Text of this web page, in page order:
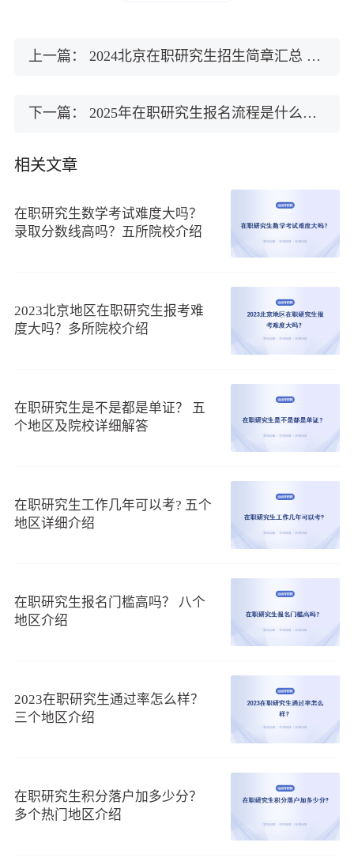
热门标签： 在职研究生考试
（2）2022在职研究生考试分数线高吗?
随着生活压力的加大，许多人都意识到自我提升的重要
就是一个不错的选择，但是避免不了考
2022在职研究生考试分数线和您选择的报考方法有关，若
选择同等学力申硕，能免试入学，考试分数线为60分;若选择非
可以免联考，考试分数线由院校自定。详情如下：
一、同等学力在职研究生考试分数线不高
在职研究生的这种报考方法，能免试入学，条件一般为大
位满3年的条件，可以报名申硕考试，科目有外国语和学科综
合，满分都为100分，每门分数线都是固定的，为60分，不限
制通过人数，还有4次补考机会，所以通过率比较高。
二、非全日制在职研究生考试分数线高
在职研究生的这种报考方法，是先考试和学习，考试标准
和全日制研究生一样，有全国联考和院校复试，考试分数线不
是固定的，每年都会改变。分数线根据考生的分数和参加考试
的人数确定。参加考试的人越多，竞争就越激烈，考试的难度
在职研究生的这种报考方法，可以免统考，只需要参加院
校的入学考试即可，所以考试分数线不固定，但不会太高，很
上一篇： 2024北京在职研究生招生简章汇总 附各热门院校推荐表
下一篇： 2025年在职研究生报名流程是什么？详细介绍
相关文章
在职研究生数学考试难度大吗？
录取分数线高吗？五所院校介绍
2023北京地区在职研究生报考难
度大吗？多所院校介绍
在职研究生是不是都是单证？ 五
个地区及院校详细解答
在职研究生工作几年可以考? 五个
地区详细介绍
在职研究生报名门槛高吗？ 八个
地区介绍
2023在职研究生通过率怎么样？
三个地区介绍
在职研究生积分落户加多少分？
多个热门地区介绍